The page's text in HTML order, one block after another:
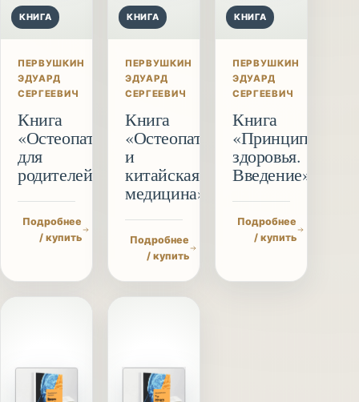
КНИГА
ПЕРВУШКИН
ЭДУАРД
СЕРГЕЕВИЧ
Книга
«Остеопатия
для
родителей»
Подробнее
/ купить
КНИГА
ПЕРВУШКИН
ЭДУАРД
СЕРГЕЕВИЧ
Книга
«Остеопатия
и
китайская
медицина»
Подробнее
/ купить
КНИГА
ПЕРВУШКИН
ЭДУАРД
СЕРГЕЕВИЧ
Книга
«Принципы
здоровья.
Введение»
Подробнее
/ купить